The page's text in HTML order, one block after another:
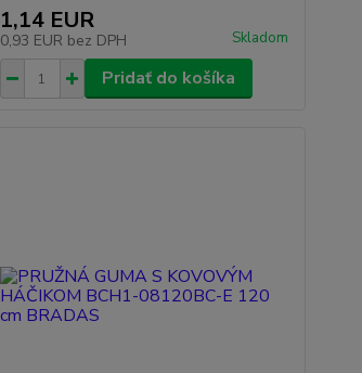
1,14 EUR
0,93 EUR bez DPH Skladom
Pridať do košíka